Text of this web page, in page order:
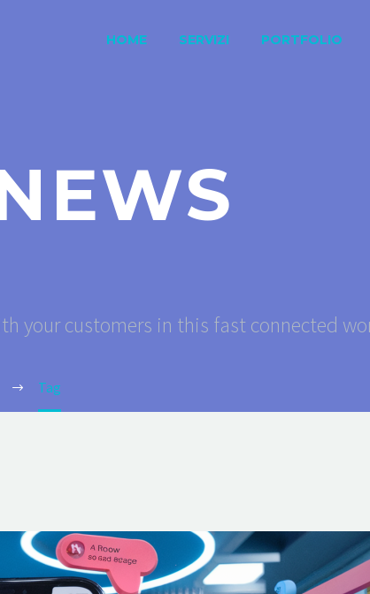
HOME SERVIZI PORTFOLIO
your customers in this fast connected
Tag